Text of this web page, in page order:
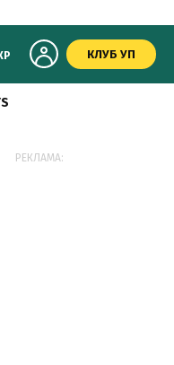
КЛУБ УП
РЕКЛАМА: